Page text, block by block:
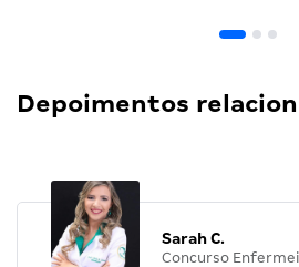
Depoimentos
Sarah C.
Concurso